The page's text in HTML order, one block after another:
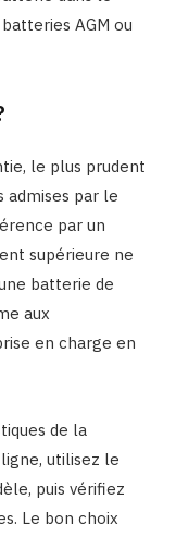
AGM ou
le plus prudent
admises par le
par un
supérieure ne
batterie de
aux
en charge en
de la
utilisez le
puis vérifiez
Le bon choix